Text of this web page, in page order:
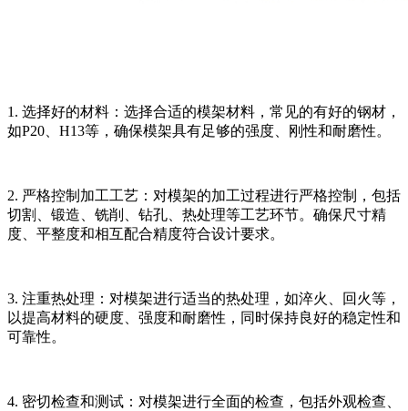
1. 选择好的材料：选择合适的模架材料，常见的有好的钢材，
如P20、H13等，确保模架具有足够的强度、刚性和耐磨性。
2. 严格控制加工工艺：对模架的加工过程进行严格控制，包括
切割、锻造、铣削、钻孔、热处理等工艺环节。确保尺寸精
度、平整度和相互配合精度符合设计要求。
3. 注重热处理：对模架进行适当的热处理，如淬火、回火等，
以提高材料的硬度、强度和耐磨性，同时保持良好的稳定性和
可靠性。
4. 密切检查和测试：对模架进行全面的检查，包括外观检查、